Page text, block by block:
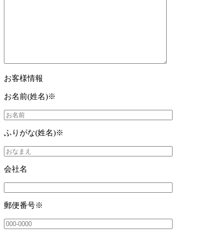
お客様情報
お名前(姓名)※
ふりがな(姓名)※
会社名
郵便番号※